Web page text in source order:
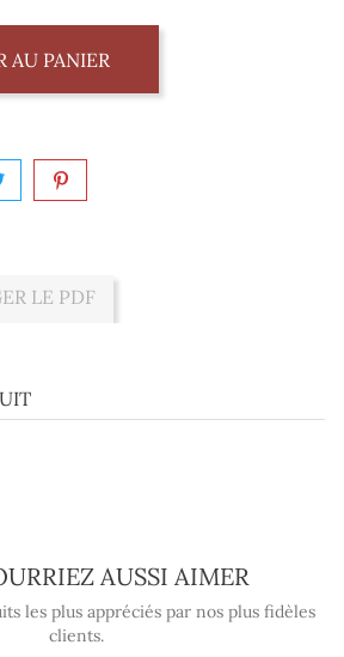
AU PANIER
LE PDF
AUSSI AIMER
les plus appréciés par nos plus fidèles
clients.